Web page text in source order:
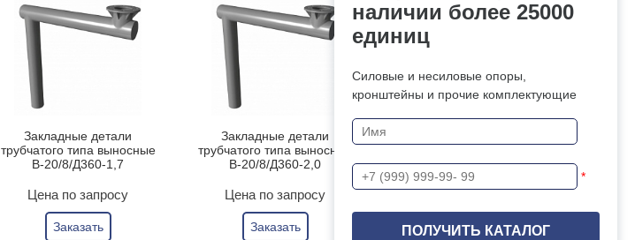
Закладные детали
трубчатого типа выносные
В-20/8/Д360-1,7
Цена по запросу
Заказать
Закладные детали
трубчатого типа выносные
В-20/8/Д360-2,0
Цена по запросу
Заказать
В-20/12/Д372-1,4
Цена по запросу
Заказать
наличии более 25000
единиц
Силовые и несиловые опоры,
кронштейны и прочие комплектующие
*